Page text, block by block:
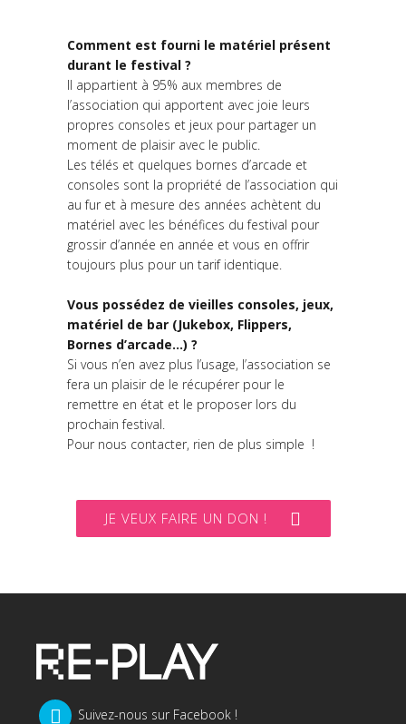
Comment est fourni le matériel présent
durant le festival ?
Il appartient à 95% aux membres de
l’association qui apportent avec joie leurs
propres consoles et jeux pour partager un
moment de plaisir avec le public.
Les télés et quelques bornes d’arcade et
consoles sont la propriété de l’association qui
au fur et à mesure des années achètent du
matériel avec les bénéfices du festival pour
grossir d’année en année et vous en offrir
toujours plus pour un tarif identique.
Vous possédez de vieilles consoles, jeux,
matériel de bar (Jukebox, Flippers,
Bornes d’arcade…) ?
Si vous n’en avez plus l’usage, l’association se
fera un plaisir de le récupérer pour le
remettre en état et le proposer lors du
prochain festival.
Pour nous contacter, rien de plus simple !
JE VEUX FAIRE UN DON !
Suivez-nous sur Facebook !